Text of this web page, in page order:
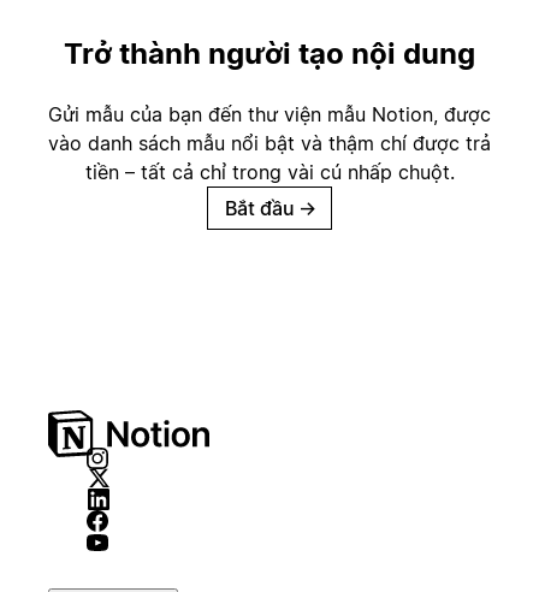
Trở thành người tạo nội dung
Gửi mẫu của bạn đến thư viện mẫu Notion, được
vào danh sách mẫu nổi bật và thậm chí được trả
tiền – tất cả chỉ trong vài cú nhấp chuột.
Bắt đầu →